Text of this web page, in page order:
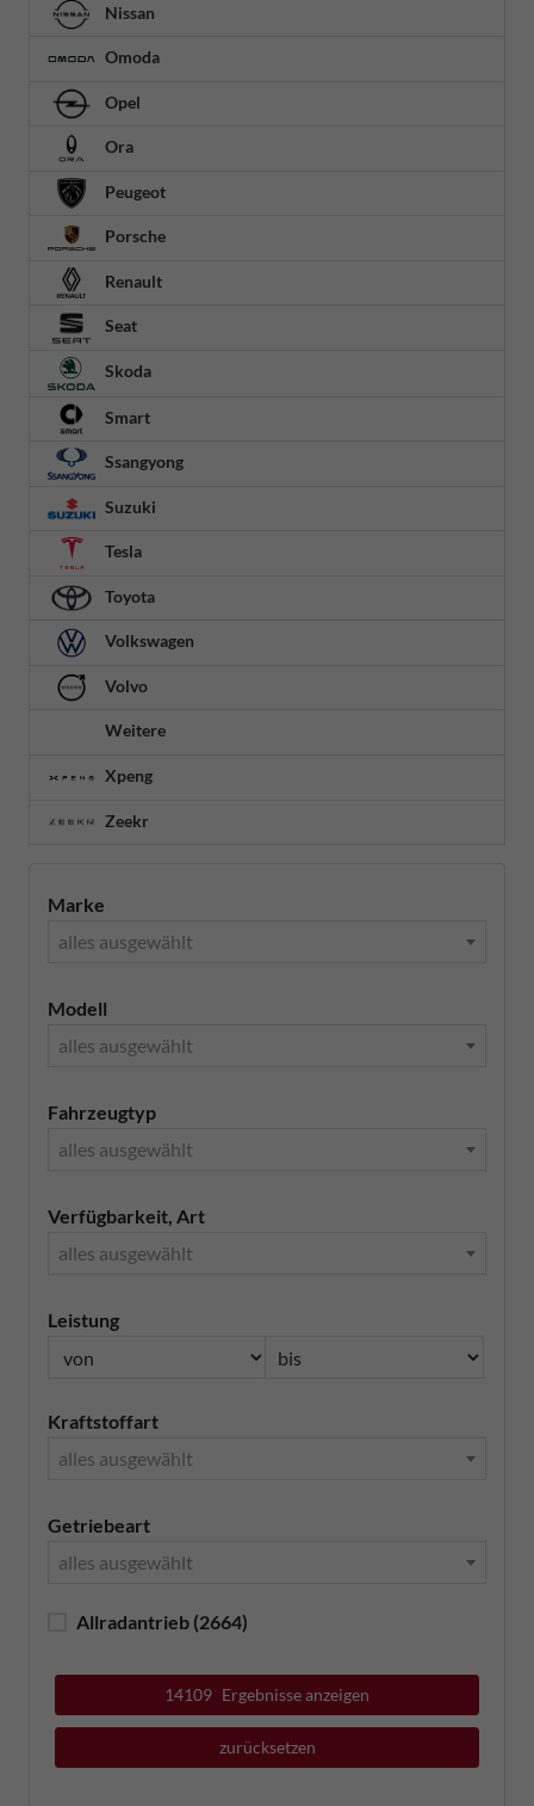
Nissan
Omoda
Opel
Ora
Peugeot
Porsche
Renault
Seat
Skoda
Smart
Ssangyong
Suzuki
Tesla
Toyota
Volkswagen
Volvo
Weitere
Xpeng
Zeekr
Marke
alles ausgewählt
Modell
alles ausgewählt
Fahrzeugtyp
alles ausgewählt
Verfügbarkeit, Art
alles ausgewählt
Leistung
Kraftstoffart
alles ausgewählt
Getriebeart
alles ausgewählt
Allradantrieb (2664)
14109 Ergebnisse anzeigen
zurücksetzen